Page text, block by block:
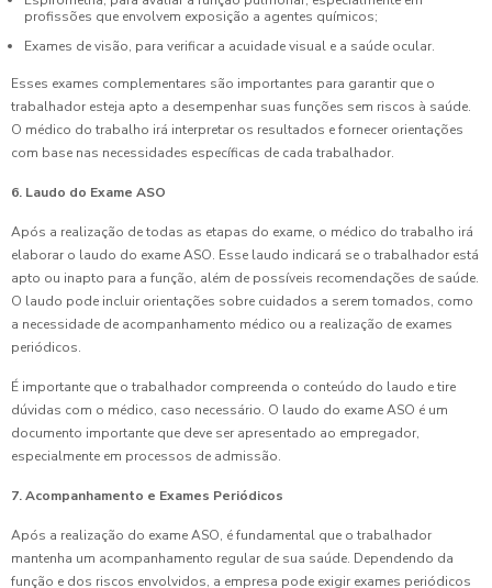
profissões que envolvem exposição a agentes químicos;
Exames de visão, para verificar a acuidade visual e a saúde ocular.
Esses exames complementares são importantes para garantir que o
trabalhador esteja apto a desempenhar suas funções sem riscos à saúde.
O médico do trabalho irá interpretar os resultados e fornecer orientações
com base nas necessidades específicas de cada trabalhador.
6. Laudo do Exame ASO
Após a realização de todas as etapas do exame, o médico do trabalho irá
elaborar o laudo do exame ASO. Esse laudo indicará se o trabalhador está
apto ou inapto para a função, além de possíveis recomendações de saúde.
O laudo pode incluir orientações sobre cuidados a serem tomados, como
a necessidade de acompanhamento médico ou a realização de exames
periódicos.
É importante que o trabalhador compreenda o conteúdo do laudo e tire
dúvidas com o médico, caso necessário. O laudo do exame ASO é um
documento importante que deve ser apresentado ao empregador,
especialmente em processos de admissão.
7. Acompanhamento e Exames Periódicos
Após a realização do exame ASO, é fundamental que o trabalhador
mantenha um acompanhamento regular de sua saúde. Dependendo da
função e dos riscos envolvidos, a empresa pode exigir exames periódicos